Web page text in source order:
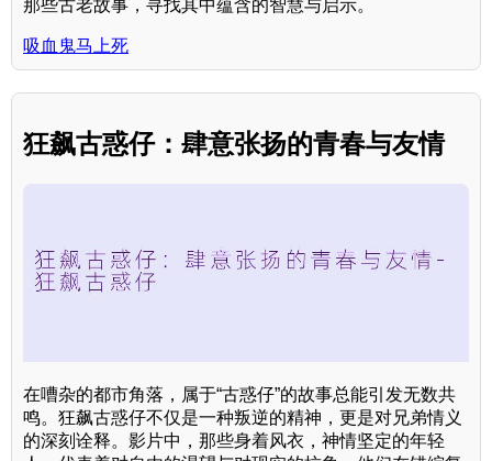
那些古老故事，寻找其中蕴含的智慧与启示。
吸血鬼马上死
狂飙古惑仔：肆意张扬的青春与友情
在嘈杂的都市角落，属于“古惑仔”的故事总能引发无数共
鸣。狂飙古惑仔不仅是一种叛逆的精神，更是对兄弟情义
的深刻诠释。影片中，那些身着风衣，神情坚定的年轻